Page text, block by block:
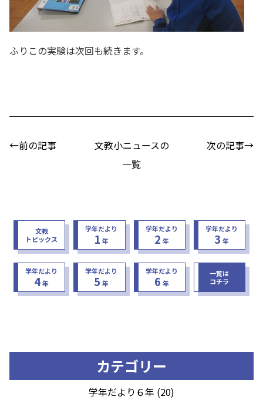
ふりこの実験は次回も続きます。
←前の記事
文教小ニュースの
一覧
次の記事→
文教
トピックス
学年だより
1 年
学年だより
2 年
学年だより
3 年
学年だより
4年
学年だより
5 年
学年だより
6 年
一覧は
コチラ
カテゴリー
学年だより６年 (20)